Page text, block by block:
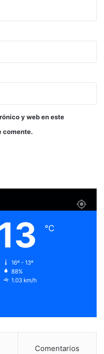
y web en este
comente.
℃
16º - 13º
88%
1.03 km/h
Comentarios